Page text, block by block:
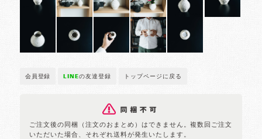
会員登録 LINEの友達登録 トップページに戻る
ご注文後の同梱（注文のおまとめ）はできません。複数回ご注文
いただいた場合、それぞれ送料が発生いたします。